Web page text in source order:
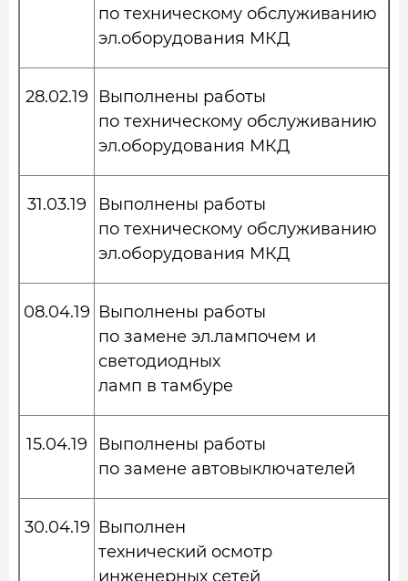
по техническому обслуживанию
эл.оборудования МКД
28.02.19
Выполнены работы
по техническому обслуживанию
эл.оборудования МКД
31.03.19
Выполнены работы
по техническому обслуживанию
эл.оборудования МКД
08.04.19 Выполнены работы
по замене эл.лампочем и
светодиодных
ламп в тамбуре
15.04.19
Выполнены работы
по замене автовыключателей
30.04.19 Выполнен
технический осмотр
инженерных сетей